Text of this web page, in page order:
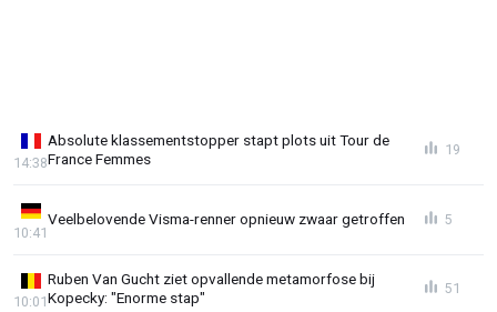
Absolute klassementstopper stapt plots uit Tour de
France Femmes
14:38
19
Veelbelovende Visma-renner opnieuw zwaar getroffen
10:41
5
Ruben Van Gucht ziet opvallende metamorfose bij
Kopecky: "Enorme stap"
10:01
51